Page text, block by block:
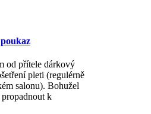
od přítele dárkový
pleti (regulérně
salonu). Bohužel
propadnout k